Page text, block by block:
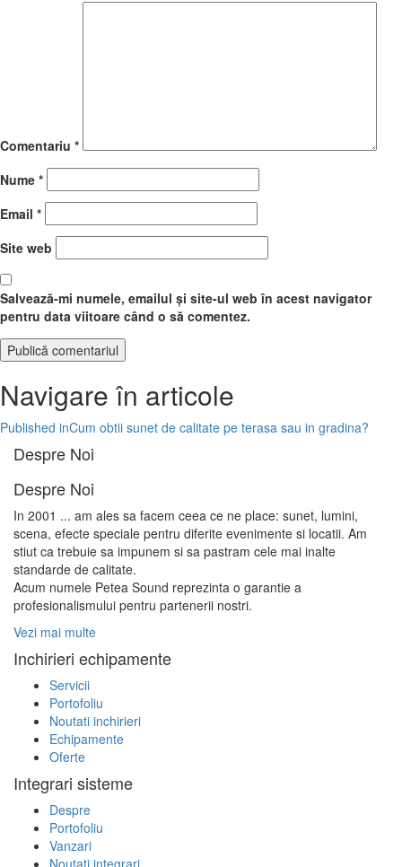
Comentariu *
Nume *
Email *
Site web
Salvează-mi numele, emailul și site-ul web în acest navigator
pentru data viitoare când o să comentez.
Navigare în articole
Published inCum obtii sunet de calitate pe terasa sau in gradina?
Despre Noi
Despre Noi
In 2001 ... am ales sa facem ceea ce ne place: sunet, lumini,
scena, efecte speciale pentru diferite evenimente si locatii. Am
stiut ca trebuie sa impunem si sa pastram cele mai inalte
standarde de calitate.
Acum numele Petea Sound reprezinta o garantie a
profesionalismului pentru partenerii nostri.
Vezi mai multe
Inchirieri echipamente
Servicii
Portofoliu
Noutati inchirieri
Echipamente
Oferte
Integrari sisteme
Despre
Portofoliu
Vanzari
Noutati integrari